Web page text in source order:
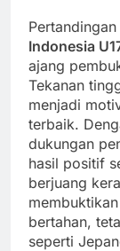
Indonesia
ajang
Tekanan
menjadi
terbaik.
dukungan
hasil positif
berjuang
bertahan,
seperti